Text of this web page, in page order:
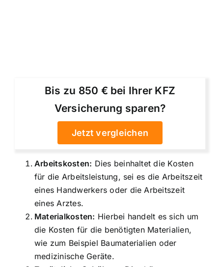
Bis zu 850 € bei Ihrer KFZ
Versicherung sparen?
Jetzt vergleichen
Arbeitskosten: Dies beinhaltet die Kosten
für die Arbeitsleistung, sei es die Arbeitszeit
eines Handwerkers oder die Arbeitszeit
eines Arztes.
Materialkosten: Hierbei handelt es sich um
die Kosten für die benötigten Materialien,
wie zum Beispiel Baumaterialien oder
medizinische Geräte.